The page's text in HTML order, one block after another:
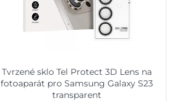
Tvrzené sklo Tel Protect 3D Lens na
fotoaparát pro Samsung Galaxy S23
transparent